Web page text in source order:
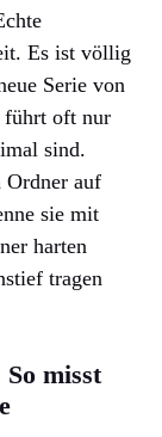
Es ist völlig
Serie von
führt oft nur
sind.
Ordner auf
sie mit
harten
tragen
misst